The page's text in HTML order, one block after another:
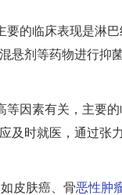
的临床表现是淋巴
悬剂等药物进行抑
因素有关，主要的
及时就医，通过张
皮肤癌、骨恶性肿